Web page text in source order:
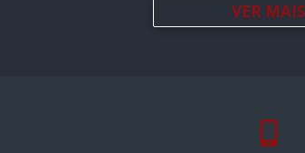
VER MAIS